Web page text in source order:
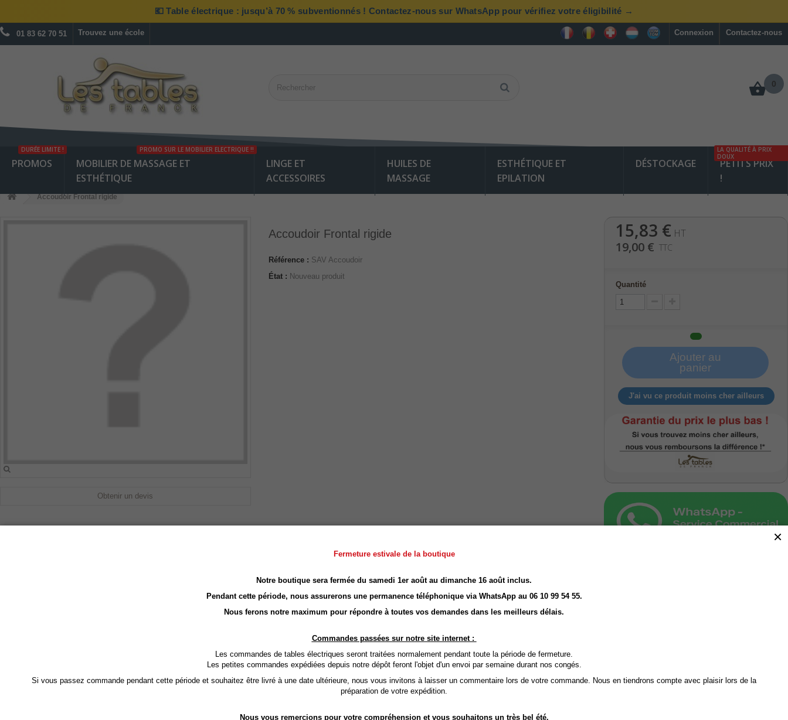
💶 Table électrique : jusqu’à 70 % subventionnés ! Contactez-nous sur WhatsApp pour vérifiez votre éligibilité →
Contactez-nous
01 83 62 70 51 Trouvez une école Connexion
0
PROMOS
DURÉE LIMITE !
MOBILIER DE MASSAGE ET
ESTHÉTIQUE
PROMO SUR LE MOBILIER ELECTRIQUE !!
LINGE ET
ACCESSOIRES
HUILES DE
MASSAGE
ESTHÉTIQUE ET
EPILATION
DÉSTOCKAGE
PETITS PRIX
!
LA QUALITÉ À PRIX
DOUX
Accoudoir Frontal rigide
Obtenir un devis
Accoudoir Frontal rigide
Référence : SAV Accoudoir
État : Nouveau produit
15,83 € HT
19,00 € TTC
Quantité
Ajouter au
panier
J'ai vu ce produit moins cher ailleurs
Fermeture estivale de la boutique
Notre boutique sera fermée du samedi 1er août au dimanche 16 août inclus.
Pendant cette période, nous assurerons une permanence téléphonique via WhatsApp au 06 10 99 54 55.
Nous ferons notre maximum pour répondre à toutes vos demandes dans les meilleurs délais.
Commandes passées sur notre site internet :
Les commandes de tables électriques seront traitées normalement pendant toute la période de fermeture.
Les petites commandes expédiées depuis notre dépôt feront l'objet d'un envoi par semaine durant nos congés.
Si vous passez commande pendant cette période et souhaitez être livré à une date ultérieure, nous vous invitons à laisser un commentaire lors de votre commande. Nous en tiendrons compte avec plaisir lors de la
préparation de votre expédition.
Nous vous remercions pour votre compréhension et vous souhaitons un très bel été.
×